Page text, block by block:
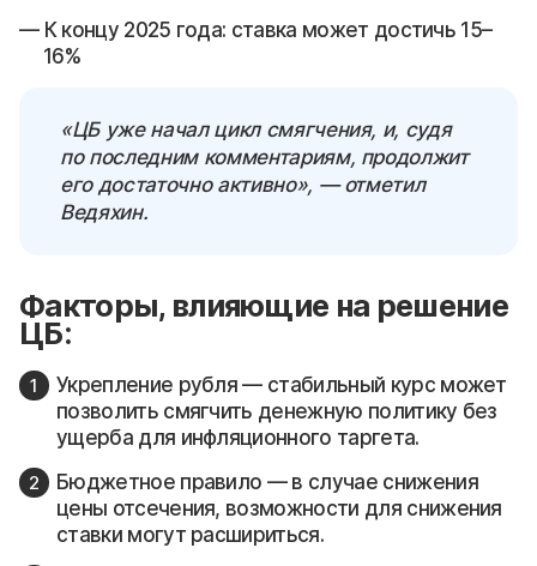
К концу 2025 года: ставка может достичь 15–
16%
«ЦБ уже начал цикл смягчения, и, судя
по последним комментариям, продолжит
его достаточно активно», — отметил
Ведяхин.
Факторы, влияющие на решение
ЦБ:
Укрепление рубля — стабильный курс может
позволить смягчить денежную политику без
ущерба для инфляционного таргета.
Бюджетное правило — в случае снижения
цены отсечения, возможности для снижения
ставки могут расшириться.